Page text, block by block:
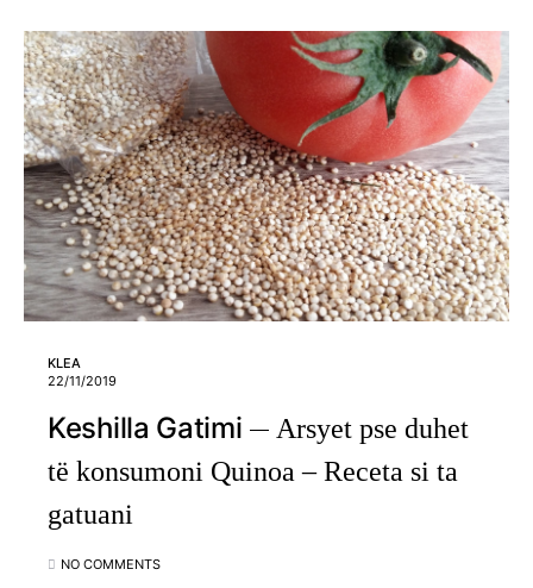
KLEA
22/11/2019
Keshilla Gatimi
Arsyet pse duhet
të konsumoni Quinoa – Receta si ta
gatuani
NO COMMENTS